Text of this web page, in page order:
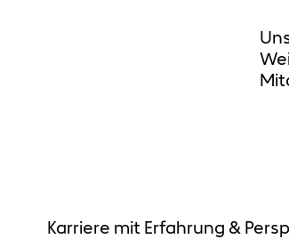
Karriere mit Erfahrung &